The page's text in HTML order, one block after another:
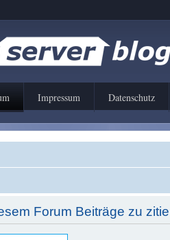
Impressum Datenschutz
Forum Beiträge zu